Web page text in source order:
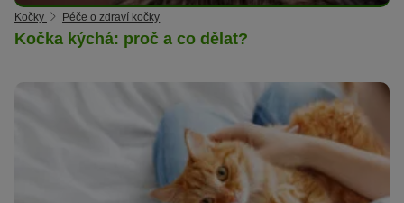
Kočky Péče o zdraví kočky
Kočka kýchá: proč a co dělat?